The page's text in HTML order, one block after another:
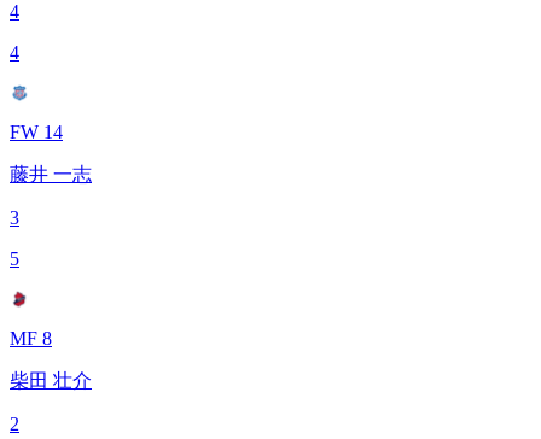
4
4
FW 14
藤井 一志
3
5
MF 8
柴田 壮介
2